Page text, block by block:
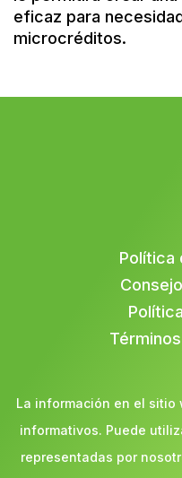
eficaz para
microcréditos.
Política
La información en el
informativos. Puede
representadas por